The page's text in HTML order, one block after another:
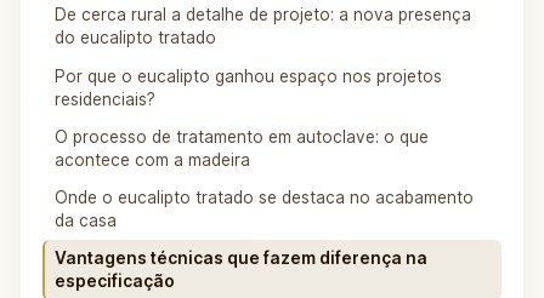
De cerca rural a detalhe de projeto: a nova presença
do eucalipto tratado
Por que o eucalipto ganhou espaço nos projetos
residenciais?
O processo de tratamento em autoclave: o que
acontece com a madeira
Onde o eucalipto tratado se destaca no acabamento
da casa
Vantagens técnicas que fazem diferença na
especificação